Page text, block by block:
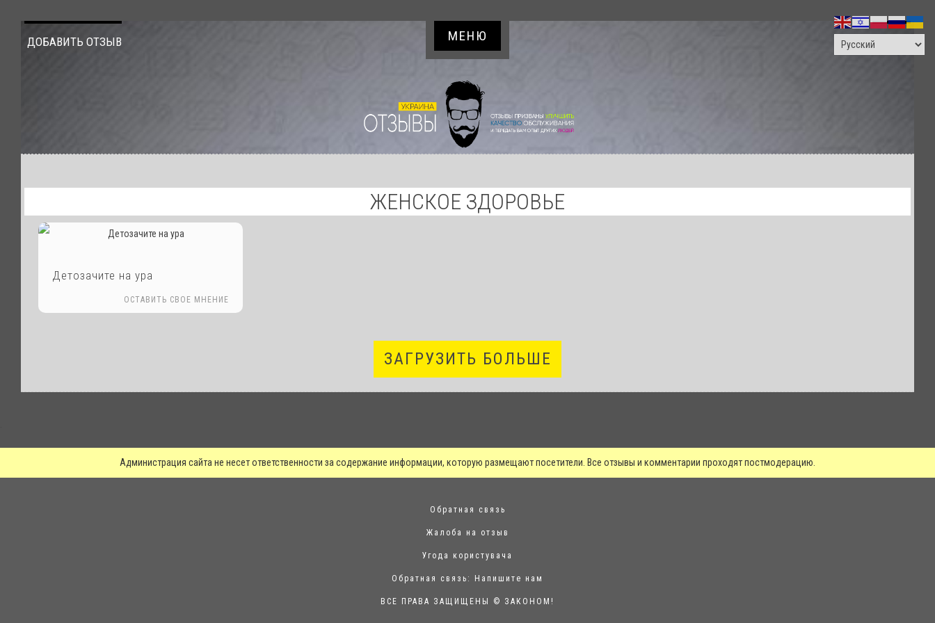
ДОБАВИТЬ ОТЗЫВ МЕНЮ
ЖЕНСКОЕ ЗДОРОВЬЕ
Детозачите на ура
ОСТАВИТЬ СВОЕ МНЕНИЕ
ЗАГРУЗИТЬ БОЛЬШЕ
Администрация сайта не несет ответственности за содержание информации, которую размещают посетители. Все отзывы и комментарии проходят постмодерацию.
Обратная связь
Жалоба на отзыв
Угода користувача
Обратная связь: Напишите нам
ВСЕ ПРАВА ЗАЩИЩЕНЫ © ЗАКОНОМ!